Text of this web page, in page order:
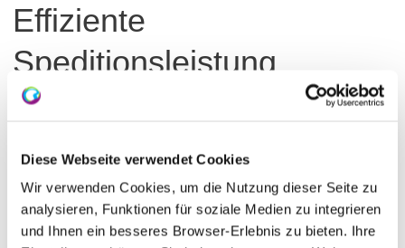
Diese Webseite verwendet Cookies
Wir verwenden Cookies, um die Nutzung dieser Seite zu
analysieren, Funktionen für soziale Medien zu integrieren
und Ihnen ein besseres Browser-Erlebnis zu bieten. Ihre
Effiziente
Speditionsleistung
In der Kategorie Marketing wurde 2012 die
(Langenlonsheim) ausgezeichnet. Top Logistik
ermöglicht den Speditionsversand in Kleinmengen in
üblichen Standard-Weinkartons.
Damit ist die Verpackung auf ein Minimum reduziert,